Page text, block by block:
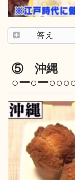
答え
⑤ 沖縄
○ー○ー